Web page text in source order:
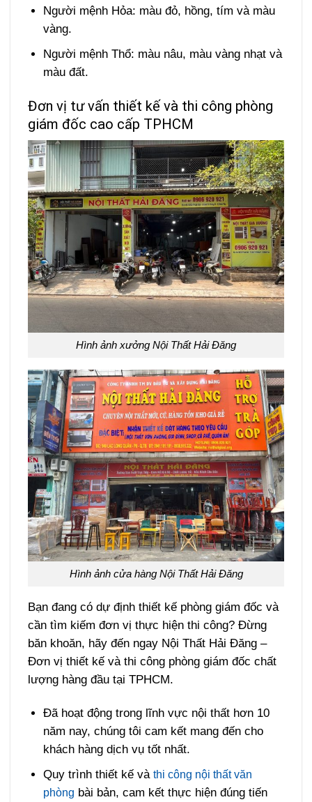
Người mệnh Hỏa: màu đỏ, hồng, tím và màu
vàng.
Người mệnh Thổ: màu nâu, màu vàng nhạt và
màu đất.
Đơn vị tư vấn thiết kế và thi công phòng
giám đốc cao cấp TPHCM
Hình ảnh xưởng Nội Thất Hải Đăng
Hình ảnh cửa hàng Nội Thất Hải Đăng
Bạn đang có dự định thiết kế phòng giám đốc và
cần tìm kiếm đơn vị thực hiện thi công? Đừng
băn khoăn, hãy đến ngay Nội Thất Hải Đăng –
Đơn vị thiết kế và thi công phòng giám đốc chất
lượng hàng đầu tại TPHCM.
Đã hoạt động trong lĩnh vực nội thất hơn 10
năm nay, chúng tôi cam kết mang đến cho
khách hàng dịch vụ tốt nhất.
Quy trình thiết kế vàthi công nội thất văn
phòng bài bản, cam kết thực hiện đúng tiến